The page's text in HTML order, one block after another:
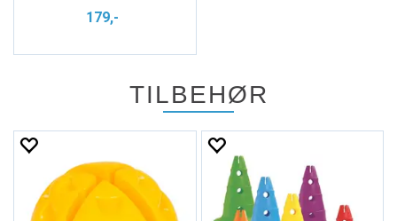
179,-
TILBEHØR